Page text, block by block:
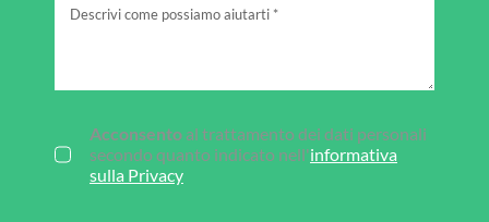
Acconsento al trattamento dei dati personali
secondo quanto indicato nell'informativa
sulla Privacy